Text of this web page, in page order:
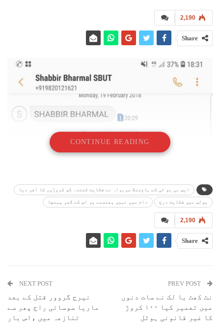
2,190
Share
CONTINUE READING
ایس بی یو ٹی کے ہاؤسنگ سربراہ نے شکایت کنندہ کو کروڑوں کا آفر دیا
پولس میں شکایت درج دام میں نہیں پھنسنے پر اس کے گھر پہنچا
2,190
Share
نٹ کھٹ با لک نے سات دنوں
میں تعمیر کیا ١٠٠ کروڑ
کا غیر قانونی ہوٹل
NEXT POST
نیرج گروور قتل کے بعد
ماریا سوسائی راج پھر سے
تنازعہ میں ،اس بار